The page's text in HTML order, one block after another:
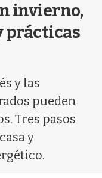
invierno,
prácticas
y las
pueden
Tres pasos
y